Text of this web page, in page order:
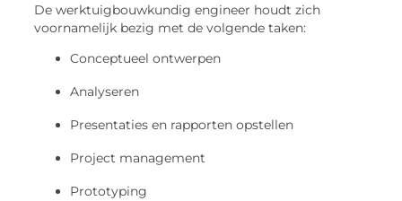
De werktuigbouwkundig engineer houdt zich
voornamelijk bezig met de volgende taken:
Conceptueel ontwerpen
Analyseren
Presentaties en rapporten opstellen
Project management
Prototyping